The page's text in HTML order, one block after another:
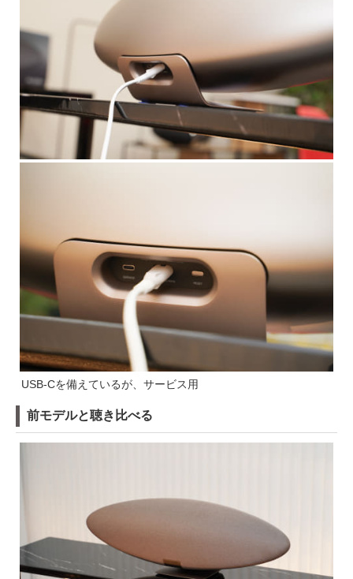
USB-Cを備えているが、サービス用
前モデルと聴き比べる